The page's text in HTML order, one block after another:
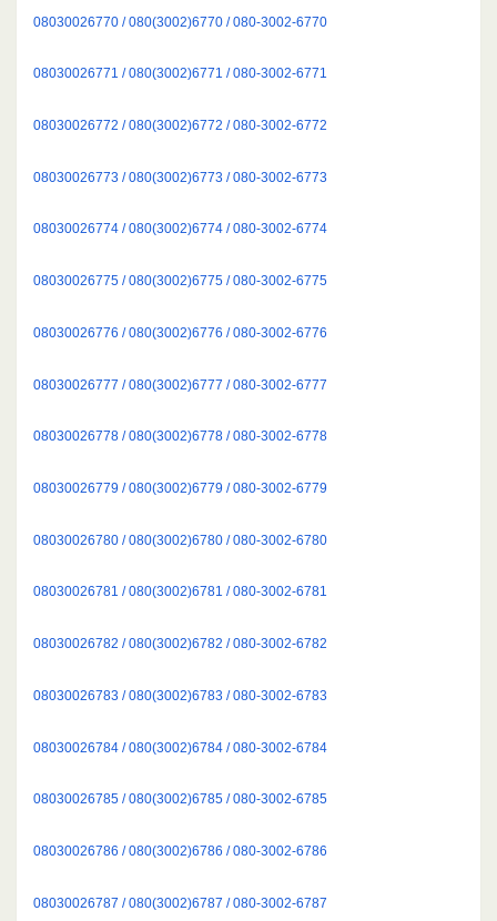
08030026770 / 080(3002)6770 / 080-3002-6770
08030026771 / 080(3002)6771 / 080-3002-6771
08030026772 / 080(3002)6772 / 080-3002-6772
08030026773 / 080(3002)6773 / 080-3002-6773
08030026774 / 080(3002)6774 / 080-3002-6774
08030026775 / 080(3002)6775 / 080-3002-6775
08030026776 / 080(3002)6776 / 080-3002-6776
08030026777 / 080(3002)6777 / 080-3002-6777
08030026778 / 080(3002)6778 / 080-3002-6778
08030026779 / 080(3002)6779 / 080-3002-6779
08030026780 / 080(3002)6780 / 080-3002-6780
08030026781 / 080(3002)6781 / 080-3002-6781
08030026782 / 080(3002)6782 / 080-3002-6782
08030026783 / 080(3002)6783 / 080-3002-6783
08030026784 / 080(3002)6784 / 080-3002-6784
08030026785 / 080(3002)6785 / 080-3002-6785
08030026786 / 080(3002)6786 / 080-3002-6786
08030026787 / 080(3002)6787 / 080-3002-6787